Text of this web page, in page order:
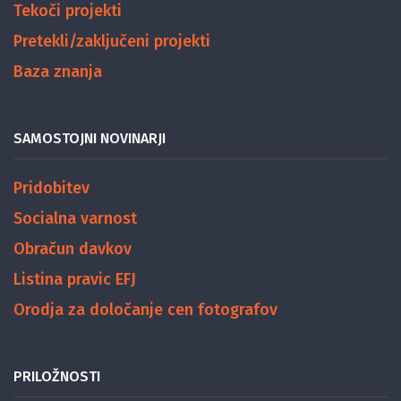
Tekoči projekti
Pretekli/zaključeni projekti
Baza znanja
SAMOSTOJNI NOVINARJI
Pridobitev
Socialna varnost
Obračun davkov
Listina pravic EFJ
Orodja za določanje cen fotografov
PRILOŽNOSTI